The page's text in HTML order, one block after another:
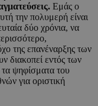
Εμάς ο
την πολυμερή είναι
δύο χρόνια, να
της επανέναρξης των
διακοπεί εντός των
ψηφίσματα του
για οριστική